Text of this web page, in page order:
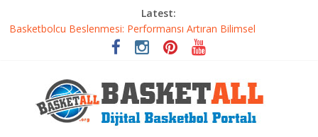
Latest:
Basketbolcu Beslenmesi: Performansı Artıran Bilimsel
Basketbolda Şut Antrenmanı ve Grafik Oluşturma
Dünyanın En İyi Basketbol Takımı: Gerçek Şampiyon Kim?
Etkili Basketbol Antrenmanı Nasıl Olmalı